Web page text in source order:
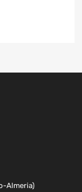
Almeria)